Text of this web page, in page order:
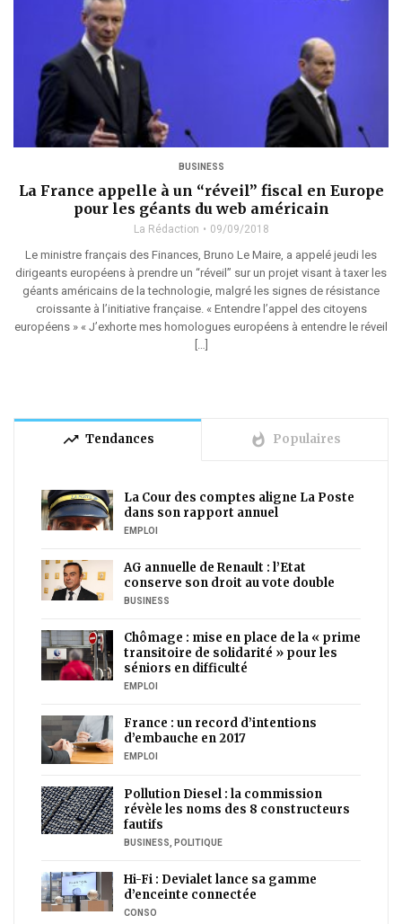
BUSINESS
La France appelle à un “réveil” fiscal en Europe
pour les géants du web américain
La Rédaction 09/09/2018
Le ministre français des Finances, Bruno Le Maire, a appelé jeudi les
dirigeants européens à prendre un “réveil” sur un projet visant à taxer les
géants américains de la technologie, malgré les signes de résistance
croissante à l’initiative française. « Entendre l’appel des citoyens
européens » « J’exhorte mes homologues européens à entendre le réveil
[…]
trending_up Tendances whatshot Populaires
La Cour des comptes aligne La Poste
dans son rapport annuel
EMPLOI
AG annuelle de Renault : l’Etat
conserve son droit au vote double
BUSINESS
Chômage : mise en place de la « prime
transitoire de solidarité » pour les
séniors en difficulté
EMPLOI
France : un record d’intentions
d’embauche en 2017
EMPLOI
Pollution Diesel : la commission
révèle les noms des 8 constructeurs
fautifs
BUSINESS POLITIQUE
Hi-Fi : Devialet lance sa gamme
d’enceinte connectée
CONSO